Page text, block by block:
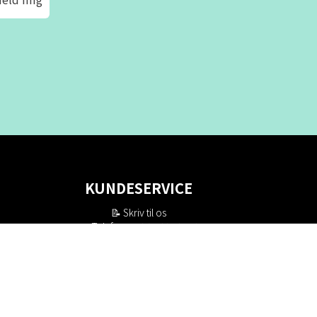
KUNDESERVICE
📝 Skriv til os
📞 Telefon: +46 8-530 434 10